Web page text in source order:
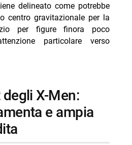
e nuove trame nel 2026
e possibili espansioni di cast
di spazio: film Fox e scelte da
un’altra strada per
the shark
delineato come potrebbe
centro gravitazionale per la
per figure finora poco
particolare verso
e ampia